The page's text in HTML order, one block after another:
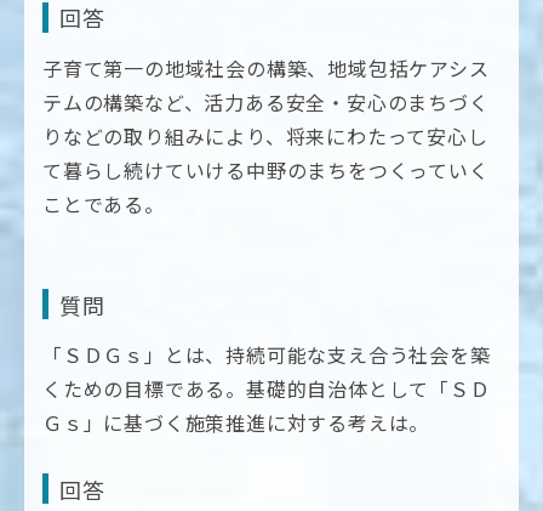
回答
子育て第一の地域社会の構築、地域包括ケアシス
テムの構築など、活力ある安全・安心のまちづく
りなどの取り組みにより、将来にわたって安心し
て暮らし続けていける中野のまちをつくっていく
ことである。
質問
「ＳＤＧｓ」とは、持続可能な支え合う社会を築
くための目標である。基礎的自治体として「ＳＤ
Ｇｓ」に基づく施策推進に対する考えは。
回答